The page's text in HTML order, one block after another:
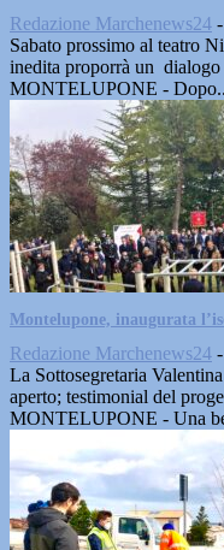
Redazione Marchenews24 -
Sabato prossimo al teatro
inedita proporrà un dialogo
MONTELUPONE -
Montelupone, inaugurata
Redazione Marchenews24 -
La Sottosegretaria
aperto; testimonial del
MONTELUPONE - Una